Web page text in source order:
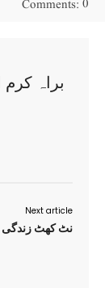
Comments: 0
براہ
Next article
نٹ کھٹ زندگی